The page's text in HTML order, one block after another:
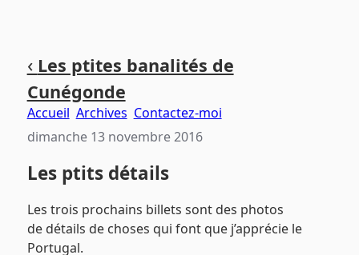
contenu
principal
menu
principal
‹ Les ptites banalités de
Cunégonde
Accueil Archives Contactez-moi
dimanche 13 novembre 2016
Les ptits détails
Les trois prochains billets sont des photos
de détails de choses qui font que j’apprécie le
Portugal.